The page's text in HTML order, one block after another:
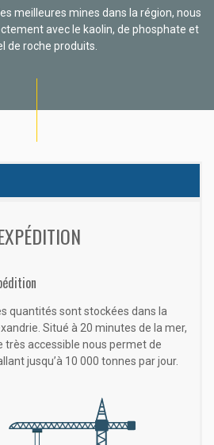
meilleures mines dans la région, nous
avec le kaolin, de phosphate et
de roche produits.
quantités sont stockées dans la
Situé à 20 minutes de la mer,
très accessible nous permet de
jusqu’à 10 000 tonnes par jour.